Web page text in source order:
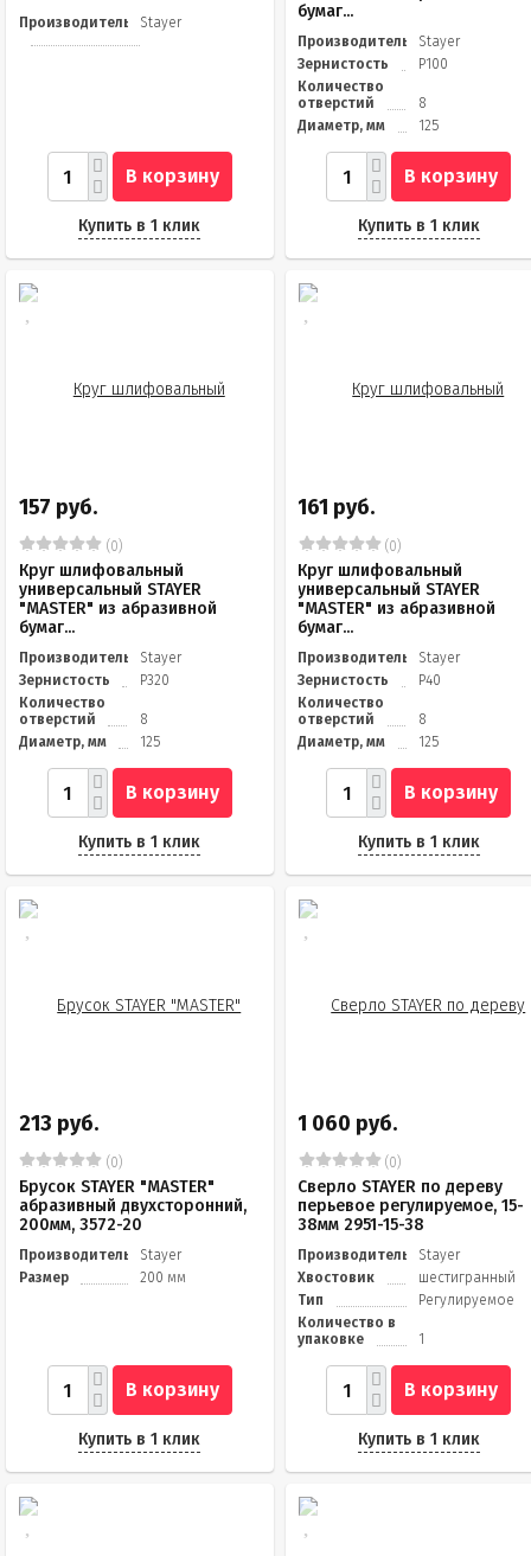
Производитель Stayer
В корзину
Купить в 1 клик
бумаг...
Производитель
Stayer
Зернистость
Р100
Количество
отверстий
8
Диаметр, мм
125
В корзину
Купить в 1 клик
157 руб.
(0)
Круг шлифовальный
универсальный STAYER
"MASTER" из абразивной
бумаг...
Производитель
Stayer
Зернистость
Р320
Количество
отверстий
8
Диаметр, мм
125
В корзину
Купить в 1 клик
161 руб.
(0)
Круг шлифовальный
универсальный STAYER
"MASTER" из абразивной
бумаг...
Производитель
Stayer
Зернистость
Р40
Количество
отверстий
8
Диаметр, мм
125
В корзину
Купить в 1 клик
213 руб.
(0)
Брусок STAYER "MASTER"
абразивный двухсторонний,
200мм, 3572-20
Производитель
Stayer
Размер
200 мм
В корзину
Купить в 1 клик
1 060 руб.
(0)
Сверло STAYER по дереву
перьевое регулируемое, 15-
38мм 2951-15-38
Производитель
Stayer
Хвостовик
шестигранный
Тип
Регулируемое
Количество в
упаковке
1
В корзину
Купить в 1 клик